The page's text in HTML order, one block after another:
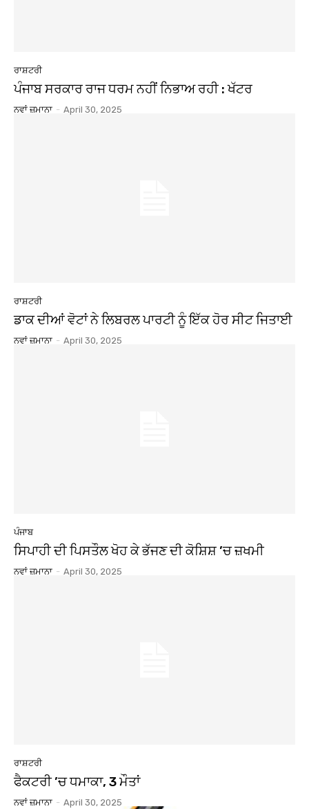
ਰਾਸ਼ਟਰੀ
ਪੰਜਾਬ ਸਰਕਾਰ ਰਾਜ ਧਰਮ ਨਹੀਂ ਨਿਭਾਅ ਰਹੀ : ਖੱਟਰ
ਨਵਾਂ ਜ਼ਮਾਨਾ - April 30, 2025
ਰਾਸ਼ਟਰੀ
ਡਾਕ ਦੀਆਂ ਵੋਟਾਂ ਨੇ ਲਿਬਰਲ ਪਾਰਟੀ ਨੂੰ ਇੱਕ ਹੋਰ ਸੀਟ ਜਿਤਾਈ
ਨਵਾਂ ਜ਼ਮਾਨਾ - April 30, 2025
ਪੰਜਾਬ
ਸਿਪਾਹੀ ਦੀ ਪਿਸਤੌਲ ਖੋਹ ਕੇ ਭੱਜਣ ਦੀ ਕੋਸ਼ਿਸ਼ ’ਚ ਜ਼ਖਮੀ
ਨਵਾਂ ਜ਼ਮਾਨਾ - April 30, 2025
ਰਾਸ਼ਟਰੀ
ਫੈਕਟਰੀ ’ਚ ਧਮਾਕਾ, 3 ਮੌਤਾਂ
ਨਵਾਂ ਜ਼ਮਾਨਾ - April 30, 2025